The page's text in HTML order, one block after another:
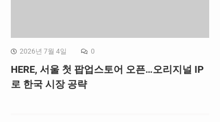
2026년 7월 4일 0
HERE, 서울 첫 팝업스토어 오픈…오리지널 IP
로 한국 시장 공략